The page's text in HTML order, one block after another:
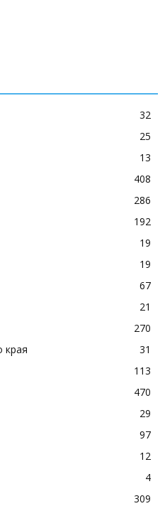
32
25
13
408
286
192
19
19
67
21
270
края
31
113
470
29
97
12
4
309